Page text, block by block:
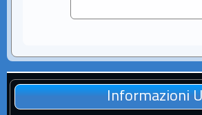
Informazioni